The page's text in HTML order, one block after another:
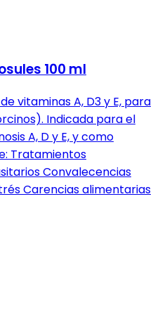
100 ml
vitaminas A, D3 y E, para
Indicada para el
A, D y E, y como
Tratamientos
Convalecencias
Carencias alimentarias